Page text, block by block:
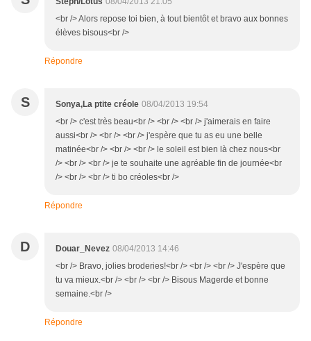
<br /> Alors repose toi bien, à tout bientôt et bravo aux bonnes
élèves bisous<br />
Répondre
S Sonya,La ptite créole 08/04/2013 19:54
<br /> c'est très beau<br /> <br /> <br /> j'aimerais en faire
aussi<br /> <br /> <br /> j'espère que tu as eu une belle
matinée<br /> <br /> <br /> le soleil est bien là chez nous<br
/> <br /> <br /> je te souhaite une agréable fin de journée<br
/> <br /> <br /> ti bo créoles<br />
Répondre
D Douar_Nevez 08/04/2013 14:46
<br /> Bravo, jolies broderies!<br /> <br /> <br /> J'espère que
tu va mieux.<br /> <br /> <br /> Bisous Magerde et bonne
semaine.<br />
Répondre